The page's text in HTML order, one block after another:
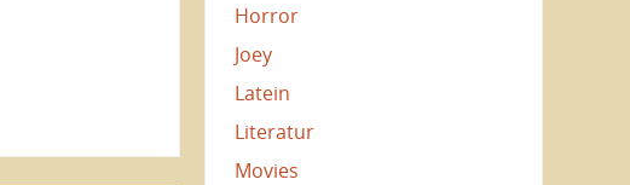
Horror
Joey
Latein
Literatur
Movies